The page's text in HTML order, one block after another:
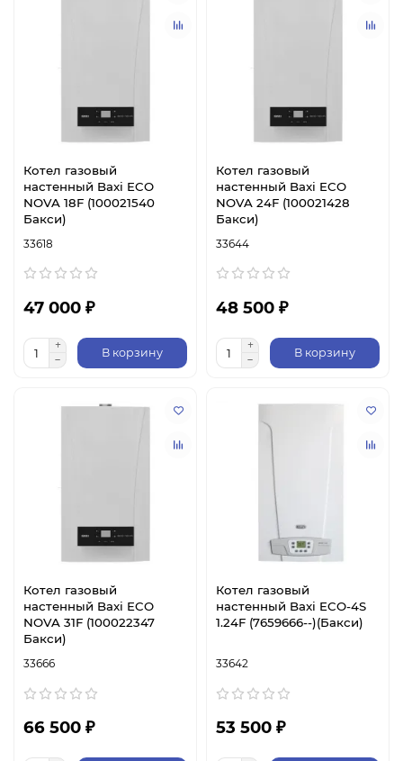
Котел газовый
настенный Baxi ECO
NOVA 18F (100021540
Бакси)
33618
47 000 ₽
В корзину
Котел газовый
настенный Baxi ECO
NOVA 24F (100021428
Бакси)
33644
48 500 ₽
В корзину
Котел газовый
настенный Baxi ECO
NOVA 31F (100022347
Бакси)
33666
66 500 ₽
Котел газовый
настенный Baxi ECO-4S
1.24F (7659666--)(Бакси)
33642
53 500 ₽